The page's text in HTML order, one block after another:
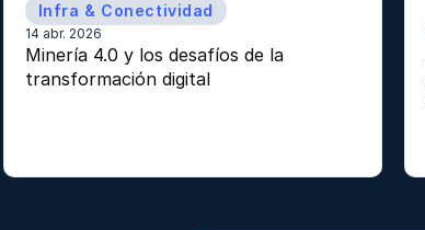
Infra & Conectividad
14 abr. 2026
Minería 4.0 y los desafíos de la
transformación digital